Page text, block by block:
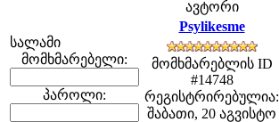
სალამი
მომხმარებელი:
პაროლი:
ავტორი
Psylikesme
მომხმარებლის ID
#14748
რეგისტრირებულია:
შაბათი, 20 აგვისტო